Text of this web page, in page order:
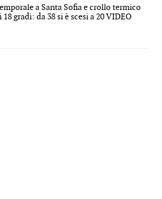
a Santa Sofia e crollo termico
18 gradi: da 38 si è scesi a 20 VIDEO